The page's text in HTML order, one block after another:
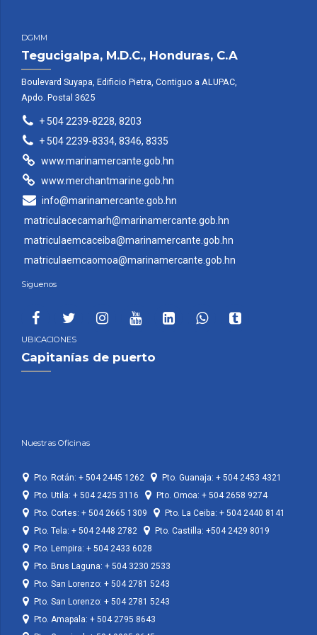
DGMM
Tegucigalpa, M.D.C., Honduras, C.A
Boulevard Suyapa, Edificio Pietra, Contiguo a ALUPAC,
Apdo. Postal 3625
+ 504 2239-8228, 8203
+ 504 2239-8334, 8346, 8335
www.marinamercante.gob.hn
www.merchantmarine.gob.hn
info@marinamercante.gob.hn
matriculacecamarh@marinamercante.gob.hn
matriculaemcaceiba@marinamercante.gob.hn
matriculaemcaomoa@marinamercante.gob.hn
Siguenos
UBICACIONES
Capitanías de puerto
Nuestras Oficinas
Pto. Rotán: + 504 2445 1262
Pto. Guanaja: + 504 2453 4321
Pto. Utila: + 504 2425 3116
Pto. Omoa: + 504 2658 9274
Pto. Cortes: + 504 2665 1309
Pto. La Ceiba: + 504 2440 8141
Pto. Tela: + 504 2448 2782
Pto. Castilla: +504 2429 8019
Pto. Lempira: + 504 2433 6028
Pto. Brus Laguna: + 504 3230 2533
Pto. San Lorenzo: + 504 2781 5243
Pto. San Lorenzo: + 504 2781 5243
Pto. Amapala: + 504 2795 8643